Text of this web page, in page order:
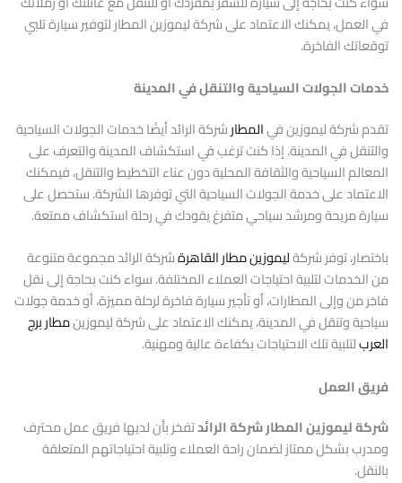
في العمل، يمكنك الاعتماد على شركة ليموزين المطار لتوفير سيارة تلبي
توقعاتك الفاخرة.
خدمات الجولات السياحية والتنقل في المدينة
تقدم شركة ليموزين فيالمطارشركة الرائد أيضًا خدمات الجولات السياحية
والتنقل في المدينة. إذا كنت ترغب في استكشاف المدينة والتعرف على
المعالم السياحية والثقافة المحلية دون عناء التخطيط والتنقل، فيمكنك
الاعتماد على خدمة الجولات السياحية التي توفرها الشركة. ستحصل على
سيارة مريحة ومرشد سياحي متفرغ يقودك في رحلة استكشاف ممتعة.
باختصار، توفر شركةليموزين مطار القاهرةشركة الرائد مجموعة متنوعة
من الخدمات لتلبية احتياجات العملاء المختلفة. سواء كنت بحاجة إلى نقل
فاخر من وإلى المطارات، أو تأجير سيارة فاخرة لرحلة مميزة، أو خدمة جولات
سياحية وتنقل في المدينة، يمكنك الاعتماد على شركة ليموزينمطار برج
العربلتلبية تلك الاحتياجات بكفاءة عالية ومهنية.
فريق العمل
شركة ليموزين المطار شركة الرائدتفخر بأن لديها فريق عمل محترف
ومدرب بشكل ممتاز لضمان راحة العملاء وتلبية احتياجاتهم المتعلقة
بالنقل.